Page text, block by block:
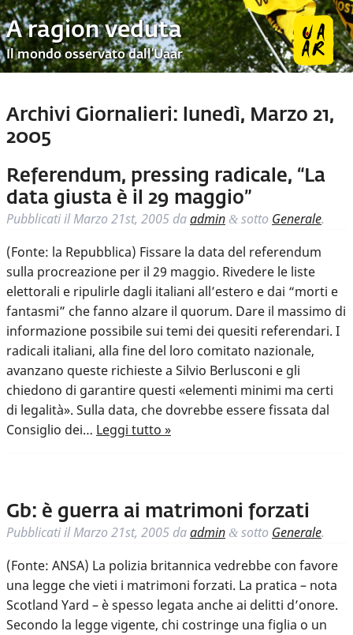
A ragion veduta
Il mondo osservato dall’Uaar
Archivi Giornalieri: lunedì, Marzo 21,
2005
Referendum, pressing radicale, “La
data giusta è il 29 maggio”
Pubblicati ilMarzo 21st, 2005 daadmin & sotto Generale.
(Fonte: la Repubblica) Fissare la data del referendum
sulla procreazione per il 29 maggio. Rivedere le liste
elettorali e ripulirle dagli italiani all’estero e dai “morti e
fantasmi” che fanno alzare il quorum. Dare il massimo di
informazione possibile sui temi dei quesiti referendari. I
radicali italiani, alla fine del loro comitato nazionale,
avanzano queste richieste a Silvio Berlusconi e gli
chiedono di garantire questi «elementi minimi ma certi
di legalità». Sulla data, che dovrebbe essere fissata dal
Consiglio dei… Leggi tutto »
Gb: è guerra ai matrimoni forzati
Pubblicati ilMarzo 21st, 2005 daadmin & sotto Generale.
(Fonte: ANSA) La polizia britannica vedrebbe con favore
una legge che vieti i matrimoni forzati. La pratica – nota
Scotland Yard – è spesso legata anche ai delitti d’onore.
Secondo la legge vigente, chi costringe una figlia o un